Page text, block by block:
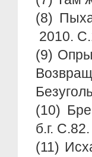
(8)
2010.
(9)
(10)
б.г. С.82.
(11)